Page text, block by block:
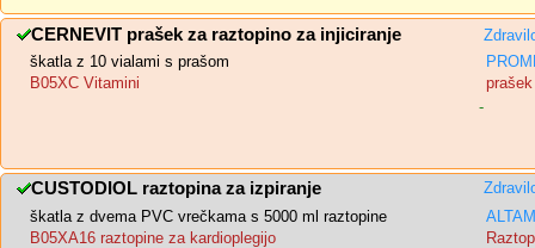
CERNEVIT prašek za raztopino za injiciranje
škatla z 10 vialami s prašom
B05XC Vitamini
-
CUSTODIOL raztopina za izpiranje
škatla z dvema PVC vrečkama s 5000 ml raztopine
B05XA16 raztopine za kardioplegijo